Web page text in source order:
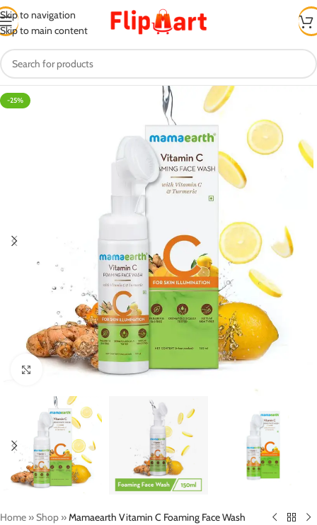
Skip to navigation
Skip to main content
-25%
Click to enlarge
Home »Shop »Mamaearth Vitamin C Foaming Face Wash